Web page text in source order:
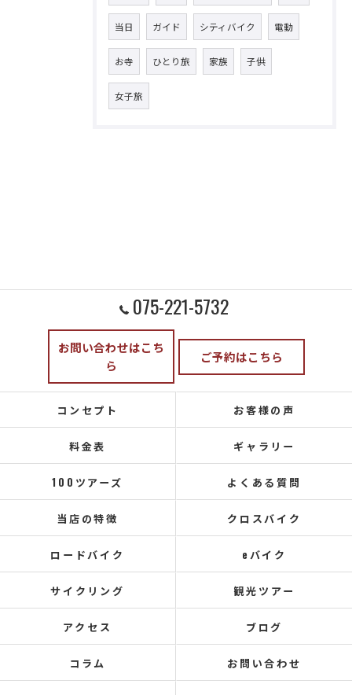
当日 ガイド シティバイク 電動
お寺 ひとり旅 家族 子供
女子旅
075-221-5732
お問い合わせはこち
ら
ご予約はこちら
コンセプト お客様の声
料金表 ギャラリー
100ツアーズ よくある質問
当店の特徴 クロスバイク
ロードバイク eバイク
サイクリング 観光ツアー
アクセス ブログ
コラム お問い合わせ